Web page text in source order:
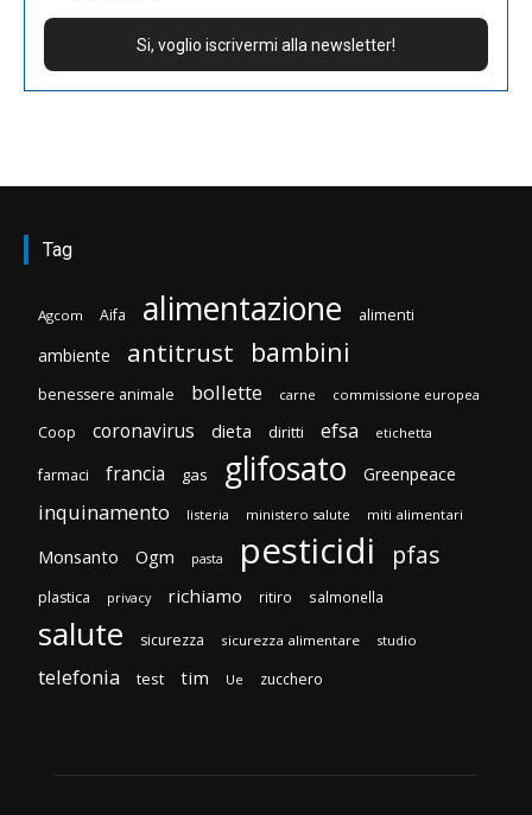
Tag
Agcom Aifa alimentazione alimenti
ambiente antitrust bambini
benessere animale bollette carne commissione europea
Coop coronavirus dieta diritti efsa etichetta
farmaci francia gas glifosato Greenpeace
inquinamento listeria ministero salute miti alimentari
Monsanto Ogm pasta pesticidi pfas
plastica privacy richiamo ritiro salmonella
salute sicurezza sicurezza alimentare studio
telefonia test tim Ue zucchero